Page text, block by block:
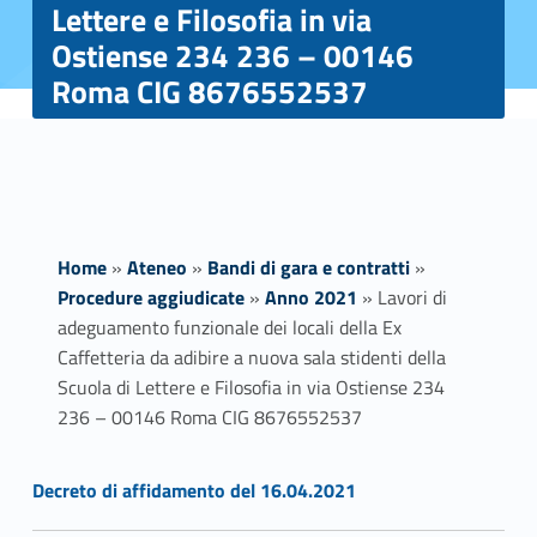
Lettere e Filosofia in via
Ostiense 234 236 – 00146
Roma CIG 8676552537
Home» Ateneo » Bandi di gara e contratti»
Procedure aggiudicate» Anno 2021 » Lavori di
adeguamento funzionale dei locali della Ex
Caffetteria da adibire a nuova sala stidenti della
Scuola di Lettere e Filosofia in via Ostiense 234
236 – 00146 Roma CIG 8676552537
L
Link identifier #identifier__151633-1
Decreto di affidamento del 16.04.2021